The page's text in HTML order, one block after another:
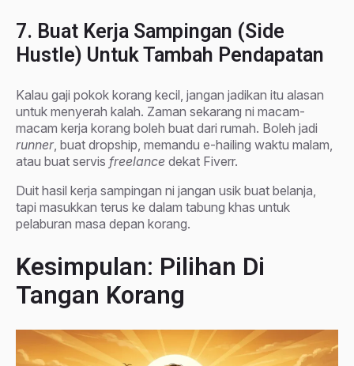
7. Buat Kerja Sampingan (Side
Hustle) Untuk Tambah Pendapatan
Kalau gaji pokok korang kecil, jangan jadikan itu alasan
untuk menyerah kalah. Zaman sekarang ni macam-
macam kerja korang boleh buat dari rumah. Boleh jadi
runner, buat dropship, memandu e-hailing waktu malam,
atau buat servis freelance dekat Fiverr.
Duit hasil kerja sampingan ni jangan usik buat belanja,
tapi masukkan terus ke dalam tabung khas untuk
pelaburan masa depan korang.
Kesimpulan: Pilihan Di
Tangan Korang